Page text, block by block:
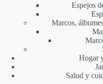
Espejos
Marcos,
Hogar
Salud y